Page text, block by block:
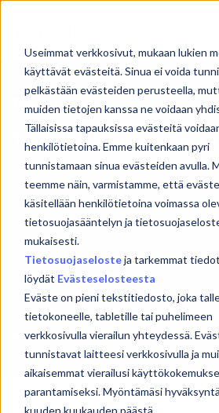
Useimmat verkkosivut, mukaan lukien
käyttävät evästeitä. Sinua ei voida
pelkästään evästeiden perusteella,
muiden tietojen kanssa ne voidaan
Tällaisissa tapauksissa evästeitä
henkilötietoina. Emme kuitenkaan pyri
tunnistamaan sinua evästeiden avulla.
teemme näin, varmistamme, että
käsitellään henkilötietoina voimassa
tietosuojasääntelyn ja
mukaisesti.
Tietosuojaselosteja tarkemmat
löydät Evästeselosteesta
Eväste on pieni tekstitiedosto, joka
tietokoneelle, tabletille tai puhelimeen
verkkosivulla vierailun yhteydessä.
tunnistavat laitteesi verkkosivulla ja
aikaisemmat vierailusi
parantamiseksi. Myöntämäsi
kuuden kuukauden päästä.
Taloushallinto
TOP 40
Jukka Vento 26. joulukuuta